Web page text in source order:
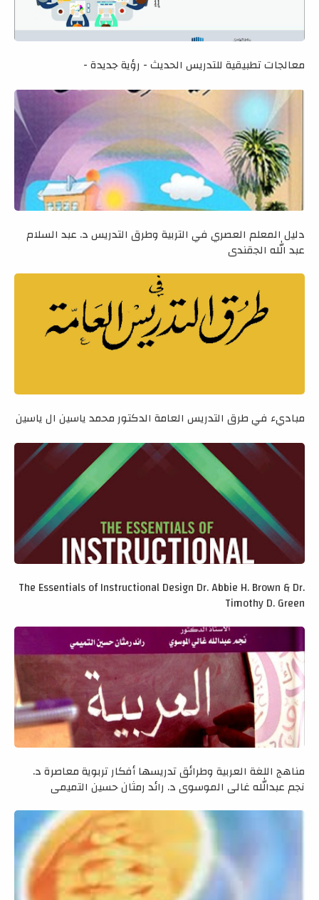
معالجات تطبيقية للتدريس الحديث - رؤية جديدة -
دليل المعلم العصري في التربية وطرق التدريس د. عبد السلام
عبد الله الجقندي
مباديء في طرق التدريس العامة الدكتور محمد ياسين ال ياسين
The Essentials of Instructional Design Dr. Abbie H. Brown & Dr.
Timothy D. Green
مناهج اللغة العربية وطرائق تدريسها أفكار تربوية معاصرة د.
نجم عبدالله غالي الموسوي د. رائد رمثان حسين التميمي